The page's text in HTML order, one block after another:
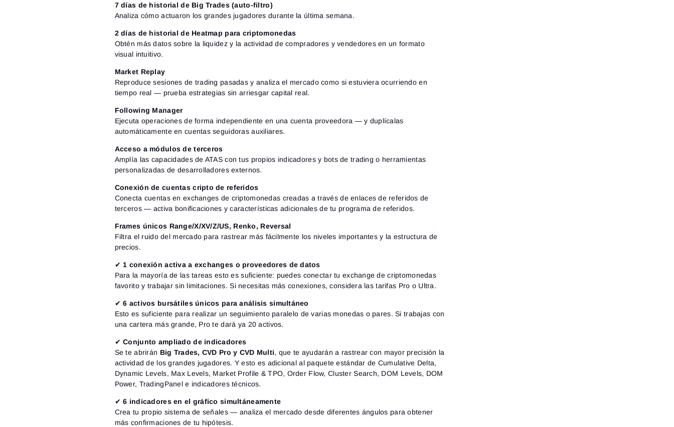
7 días de historial de Big Trades (auto-filtro)
Analiza cómo actuaron los grandes jugadores durante la última semana.
2 días de historial de Heatmap para criptomonedas
Obtén más datos sobre la liquidez y la actividad de compradores y vendedores en un formato
visual intuitivo.
Market Replay
Reproduce sesiones de trading pasadas y analiza el mercado como si estuviera ocurriendo en
tiempo real — prueba estrategias sin arriesgar capital real.
Following Manager
Ejecuta operaciones de forma independiente en una cuenta proveedora — y duplícalas
automáticamente en cuentas seguidoras auxiliares.
Acceso a módulos de terceros
Amplía las capacidades de ATAS con tus propios indicadores y bots de trading o herramientas
personalizadas de desarrolladores externos.
Conexión de cuentas cripto de referidos
Conecta cuentas en exchanges de criptomonedas creadas a través de enlaces de referidos de
terceros — activa bonificaciones y características adicionales de tu programa de referidos.
Frames únicos Range/X/XV/Z/US, Renko, Reversal
Filtra el ruido del mercado para rastrear más fácilmente los niveles importantes y la estructura de
precios.
✔ 1 conexión activa a exchanges o proveedores de datos
Para la mayoría de las tareas esto es suficiente: puedes conectar tu exchange de criptomonedas
favorito y trabajar sin limitaciones. Si necesitas más conexiones, considera las tarifas Pro o Ultra.
✔6 activos bursátiles únicos para análisis simultáneo
Esto es suficiente para realizar un seguimiento paralelo de varias monedas o pares. Si trabajas con
una cartera más grande, Pro te dará ya 20 activos.
✔Conjunto ampliado de indicadores
Se te abrirán Big Trades, CVD Pro y CVD Multi, que te ayudarán a rastrear con mayor precisión la
actividad de los grandes jugadores. Y esto es adicional al paquete estándar de Cumulative Delta,
Dynamic Levels, Max Levels, Market Profile & TPO, Order Flow, Cluster Search, DOM Levels, DOM
Power, TradingPanel e indicadores técnicos.
✔6 indicadores en el gráfico simultáneamente
Crea tu propio sistema de señales — analiza el mercado desde diferentes ángulos para obtener
más confirmaciones de tu hipótesis.